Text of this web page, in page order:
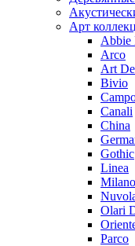
Арт
Abbie
Arco
Art
Bivio
Canali
China
Gothic
Linea
Milano
Olari
Parco